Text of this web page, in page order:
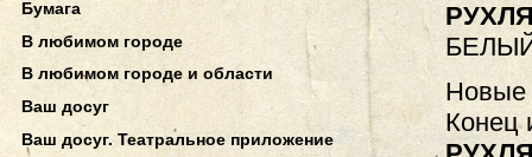
Новые
Конец
Бумага
В любимом городе
В любимом городе и области
Ваш досуг
Ваш досуг. Театральное приложение